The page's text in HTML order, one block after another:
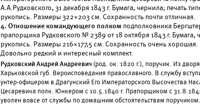
А.А.Рудковского, 31 декабря 1843 г. Бумага, чернила; печать
рукопись. Размеры 322×203 см. Сохранность почти отличная.
4. Отношение командующего полком подполковника
прапорщика Рудковского № 2389 от 18 октября 1843 г. Бумага,
рукопись. Размеры 216×177,5 см. Сохранность очень хорошая.
Довольно редкий и интересный комплект.
Рудковский Андрей Андреевич (род. ок. 1820 г.), поручик. Из
Харьковской губ. Вероисповедания православного. В службу
унтер-офицером в Драгунский Его Императорского Высочества
Цесаревича полк. Юнкером с 10.5.1840 г. Прапорщиком с 31.8.1842
уволен вовсе от службы по домашним обстоятельствам поручиком.